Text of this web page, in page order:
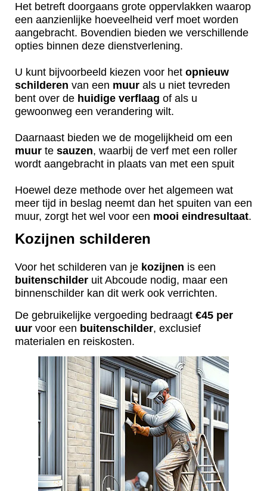
Het betreft doorgaans grote oppervlakken waarop
een aanzienlijke hoeveelheid verf moet worden
aangebracht. Bovendien bieden we verschillende
opties binnen deze dienstverlening.
U kunt bijvoorbeeld kiezen voor het opnieuw
schilderen van een muur als u niet tevreden
bent over de huidige verflaag of als u
gewoonweg een verandering wilt.
Daarnaast bieden we de mogelijkheid om een
muur te sauzen, waarbij de verf met een roller
wordt aangebracht in plaats van met een spuit
Hoewel deze methode over het algemeen wat
meer tijd in beslag neemt dan het spuiten van een
muur, zorgt het wel voor een mooi eindresultaat.
Kozijnen schilderen
Voor het schilderen van je kozijnen is een
buitenschilder uit Abcoude nodig, maar een
binnenschilder kan dit werk ook verrichten.
De gebruikelijke vergoeding bedraagt €45 per
uur voor een buitenschilder, exclusief
materialen en reiskosten.